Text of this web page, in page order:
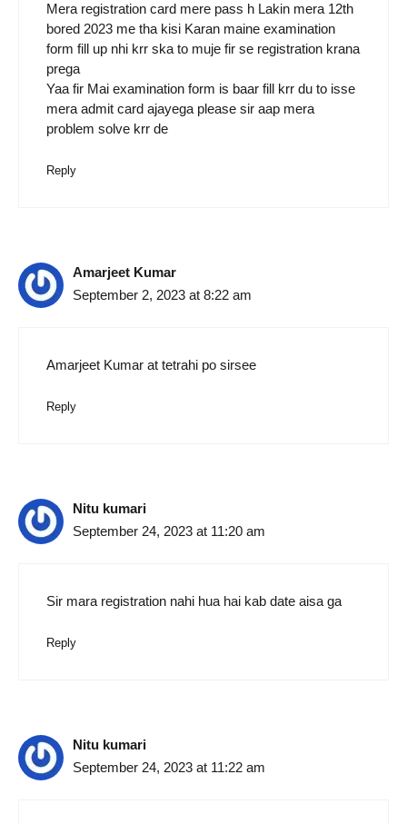
Mera registration card mere pass h Lakin mera 12th
bored 2023 me tha kisi Karan maine examination
form fill up nhi krr ska to muje fir se registration krana
prega
Yaa fir Mai examination form is baar fill krr du to isse
mera admit card ajayega please sir aap mera
problem solve krr de
Reply
Amarjeet Kumar
September 2, 2023 at 8:22 am
Amarjeet Kumar at tetrahi po sirsee
Reply
Nitu kumari
September 24, 2023 at 11:20 am
Sir mara registration nahi hua hai kab date aisa ga
Reply
Nitu kumari
September 24, 2023 at 11:22 am